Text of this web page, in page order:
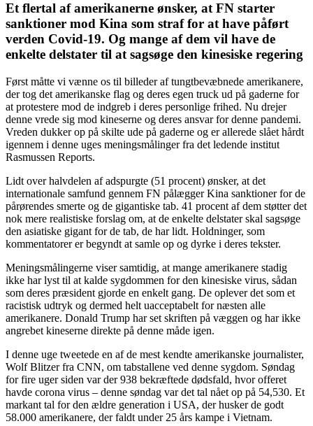
Et flertal af amerikanerne ønsker, at FN starter
sanktioner mod Kina som straf for at have påført
verden Covid-19. Og mange af dem vil have de
enkelte delstater til at sagsøge den kinesiske regering
Først måtte vi vænne os til billeder af tungtbevæbnede amerikanere,
der tog det amerikanske flag og deres egen truck ud på gaderne for
at protestere mod de indgreb i deres personlige frihed. Nu drejer
denne vrede sig mod kineserne og deres ansvar for denne pandemi.
Vreden dukker op på skilte ude på gaderne og er allerede slået hårdt
igennem i denne uges meningsmålinger fra det ledende institut
Rasmussen Reports.
Lidt over halvdelen af adspurgte (51 procent) ønsker, at det
internationale samfund gennem FN pålægger Kina sanktioner for de
pårørendes smerte og de gigantiske tab. 41 procent af dem støtter det
nok mere realistiske forslag om, at de enkelte delstater skal sagsøge
den asiatiske gigant for de tab, de har lidt. Holdninger, som
kommentatorer er begyndt at samle op og dyrke i deres tekster.
Meningsmålingerne viser samtidig, at mange amerikanere stadig
ikke har lyst til at kalde sygdommen for den kinesiske virus, sådan
som deres præsident gjorde en enkelt gang. De oplever det som et
racistisk udtryk og dermed helt uacceptabelt for næsten alle
amerikanere. Donald Trump har set skriften på væggen og har ikke
angrebet kineserne direkte på denne måde igen.
I denne uge tweetede en af de mest kendte amerikanske journalister,
Wolf Blitzer fra CNN, om tabstallene ved denne sygdom. Søndag
for fire uger siden var der 938 bekræftede dødsfald, hvor offeret
havde corona virus – denne søndag var det tal nået op på 54,530. Et
markant tal for den ældre generation i USA, der husker de godt
58.000 amerikanere, der faldt under 25 års kampe i Vietnam.